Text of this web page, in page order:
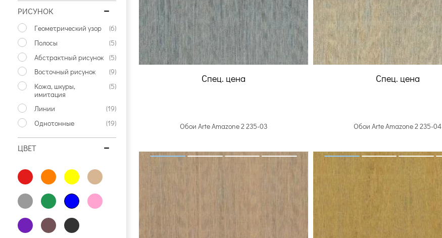
РИСУНОК
Геометрический узор
(6)
Полосы
(5)
Абстрактный рисунок (5)
Восточный рисунок
(9)
Кожа, шкуры,
имитация
(5)
Линии
(19)
Однотонные
(19)
ЦВЕТ
Спец. цена Спец. цена
Обои Arte Amazone 2 235-03 Обои Arte Amazone 2 235-04